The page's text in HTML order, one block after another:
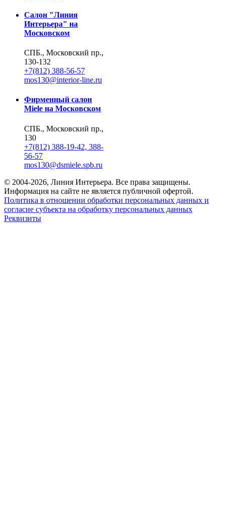
Салон "Линия
Интерьера" на
Московском
СПБ., Московский пр.,
130-132
+7(812) 388-56-57
mos130@interior-line.ru
Фирменный салон
Miele на Московском
СПБ., Московский пр.,
130
+7(812) 388-19-42, 388-
56-57
mos130@dsmiele.spb.ru
© 2004-2026, Линия Интерьера. Все права защищены.
Информация на сайте не является публичной офертой.
Политика в отношении обработки персональных данных и
согласие субъекта на обработку персональных данных
Реквизиты